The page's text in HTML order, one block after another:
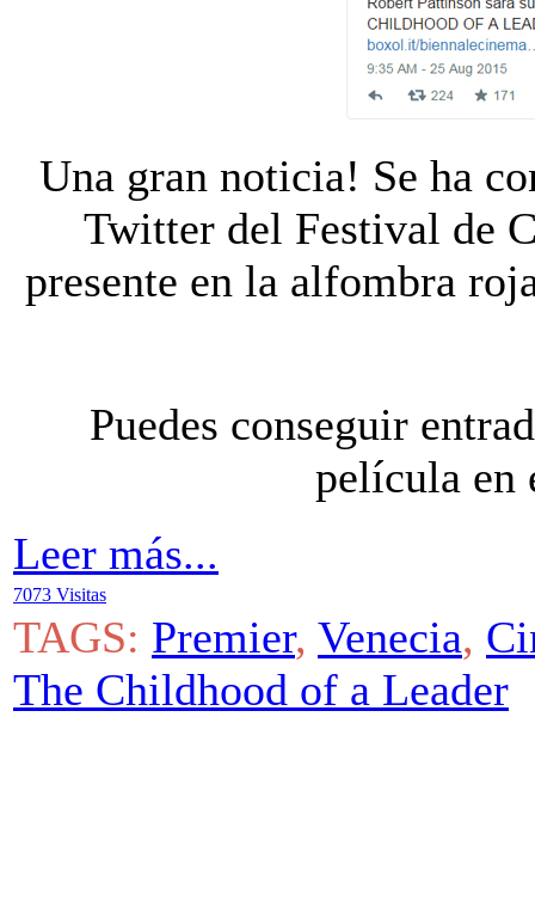
Una gran noticia! Se ha
Twitter del Festival de
presente en la alfombra
Puedes conseguir
película
Leer más...
7073 Visitas
TAGS: Premier, Venecia,
The Childhood of a Leader